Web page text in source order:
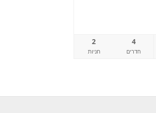
4
חדרים
2
חניות